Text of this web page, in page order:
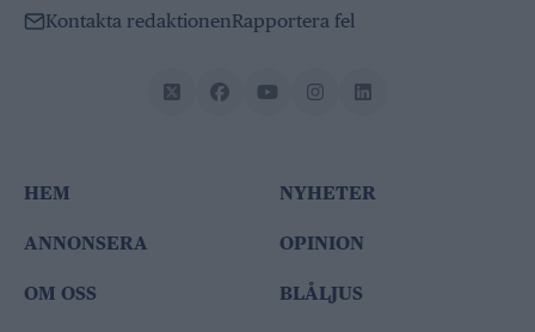
Kontakta redaktionenRapportera fel
HEM
ANNONSERA
OM OSS
NYHETER
OPINION
BLÅLJUS